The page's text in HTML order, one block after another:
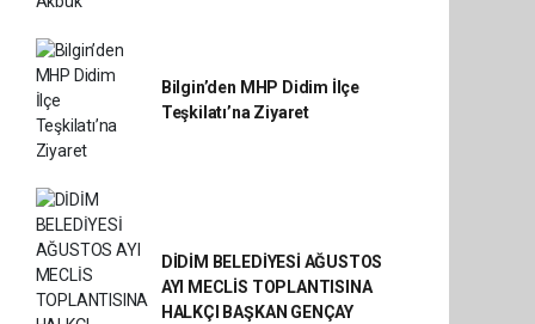
Bilgin’den MHP Didim İlçe
Teşkilatı’na Ziyaret
DİDİM BELEDİYESİ AĞUSTOS
AYI MECLİS TOPLANTISINA
HALKÇI BAŞKAN GENÇAY